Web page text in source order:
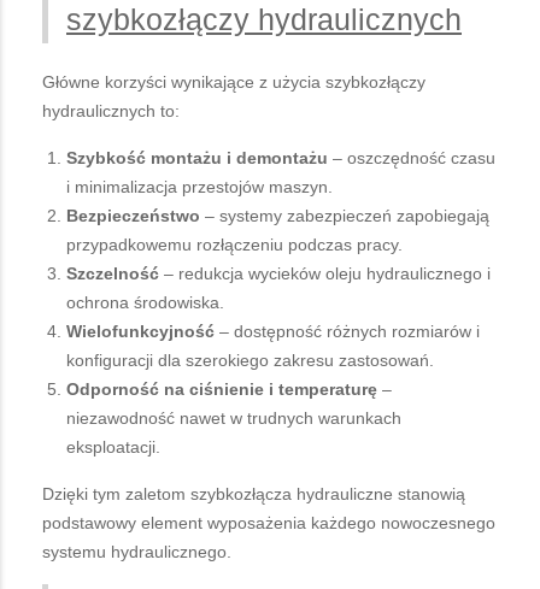
szybkozłączy hydraulicznych
Główne korzyści wynikające z użycia szybkozłączy
hydraulicznych to:
Szybkość montażu i demontażu – oszczędność czasu
i minimalizacja przestojów maszyn.
Bezpieczeństwo – systemy zabezpieczeń zapobiegają
przypadkowemu rozłączeniu podczas pracy.
Szczelność – redukcja wycieków oleju hydraulicznego i
ochrona środowiska.
Wielofunkcyjność – dostępność różnych rozmiarów i
konfiguracji dla szerokiego zakresu zastosowań.
Odporność na ciśnienie i temperaturę –
niezawodność nawet w trudnych warunkach
eksploatacji.
Dzięki tym zaletom szybkozłącza hydrauliczne stanowią
podstawowy element wyposażenia każdego nowoczesnego
systemu hydraulicznego.